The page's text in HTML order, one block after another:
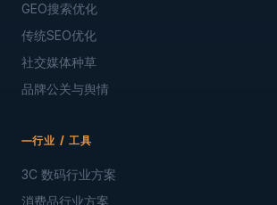
GEO搜索优化
传统SEO优化
社交媒体种草
品牌公关与舆情
行业 / 工具
3C 数码行业方案
消费品行业方案